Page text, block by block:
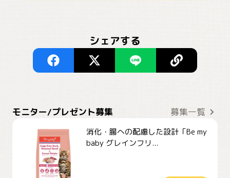
シェアする
モニター/プレゼント募集 募集一覧
消化・腸への配慮した設計「Be my
baby グレインフリ...